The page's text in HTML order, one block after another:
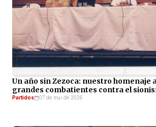
Un año sin Zezoca: nuestro homenaje
grandes combatientes contra el
Partidos 07 de mai de 2026